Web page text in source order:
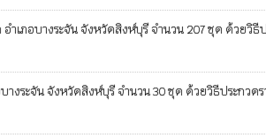
เภอบางระจัน จังหวัดสิงห์บุรี จำนวน 207 ชุด ด้วยวิธี
งระจัน จังหวัดสิงห์บุรี จำนวน 30 ชุด ด้วยวิธีประกวดร